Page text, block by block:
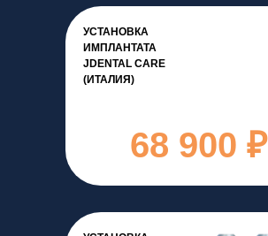
УСТАНОВКА
ИМПЛАНТАТА
JDENTAL CARE
(ИТАЛИЯ)
68 900 ₽